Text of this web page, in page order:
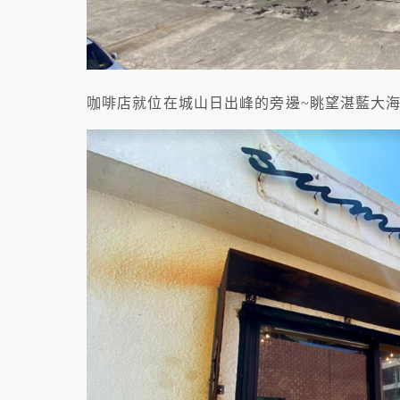
咖啡店就位在城山日出峰的旁邊~眺望湛藍大